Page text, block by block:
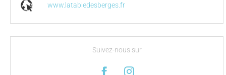
www.latabledesberges.fr
Suivez-nous sur